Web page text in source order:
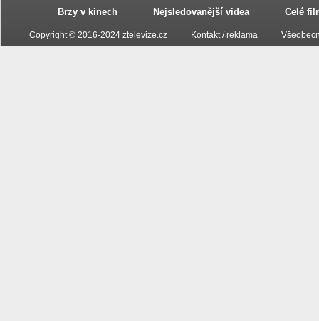
Brzy v kinech Nejsledovanější videa Celé
Copyright © 2016-2024 ztelevize.cz Kontakt / reklama